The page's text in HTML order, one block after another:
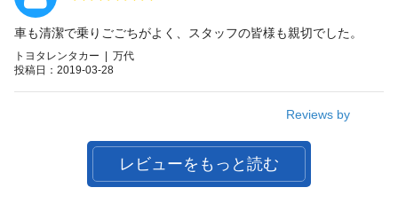
車も清潔で乗りごごちがよく、スタッフの皆様も親切でした。
トヨタレンタカー | 万代
投稿日：2019-03-28
Reviews by
レビューをもっと読む